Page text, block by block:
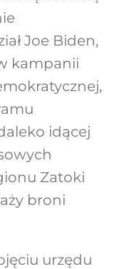
Joe Biden,
kampanii
idącej
Zatoki
broni
urzędu